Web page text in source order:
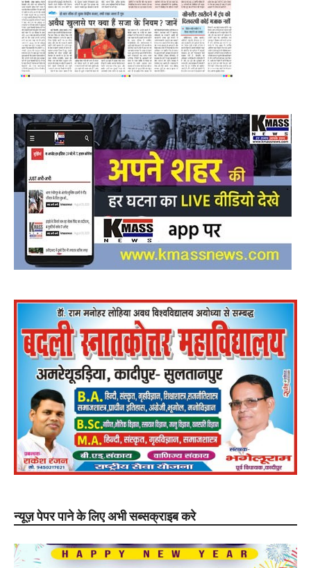
न्यूज़ पेपर पाने के लिए अभी सब्सक्राइब करे